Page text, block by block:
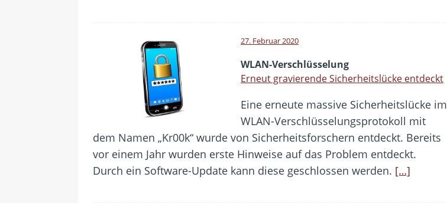
27. Februar 2020
WLAN-Verschlüsselung
Erneut gravierende Sicherheitslücke entdeckt
Eine erneute massive Sicherheitslücke im
WLAN-Verschlüsselungsprotokoll mit
dem Namen „Kr00k“ wurde von Sicherheitsforschern entdeckt. Bereits
vor einem Jahr wurden erste Hinweise auf das Problem entdeckt.
Durch ein Software-Update kann diese geschlossen werden. […]